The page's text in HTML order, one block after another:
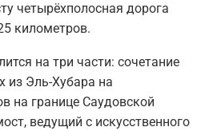
четырёхполосная дорога
километров.
на три части: сочетание
из Эль-Хубара на
на границе Саудовской
ведущий с искусственного